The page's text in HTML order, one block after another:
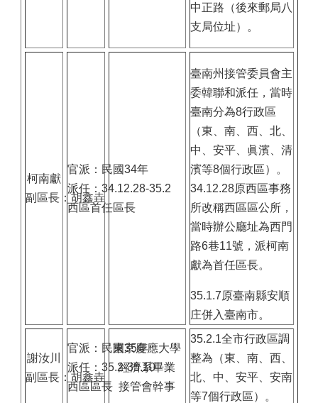
中正路（後來郵局八
支局位址）。
柯南獻
副區長：胡鑫垚
官派：民國34年
派任：34.12.28-35.2
西區首任區長
臺南州接管委員會主
委韓聯和派任，當時
臺南分為8行政區
（東、南、西、北、
中、安平、眞濱、清
濱等8個行政區）。
34.12.28原西區事務
所改稱西區區公所，
當時辦公廳址為西門
路6巷11號，派柯南
獻為首任區長。
35.1.7原臺南縣安順
庄併入臺南市。
謝汝川
副區長：胡鑫垚
官派：民國35年
派任：35.2-35.10
西區區長
東京慶應大學
經濟系畢業
接管會幹事
35.2.1全市行政區調
整為（東、南、西、
北、中、安平、安南
等7個行政區）。